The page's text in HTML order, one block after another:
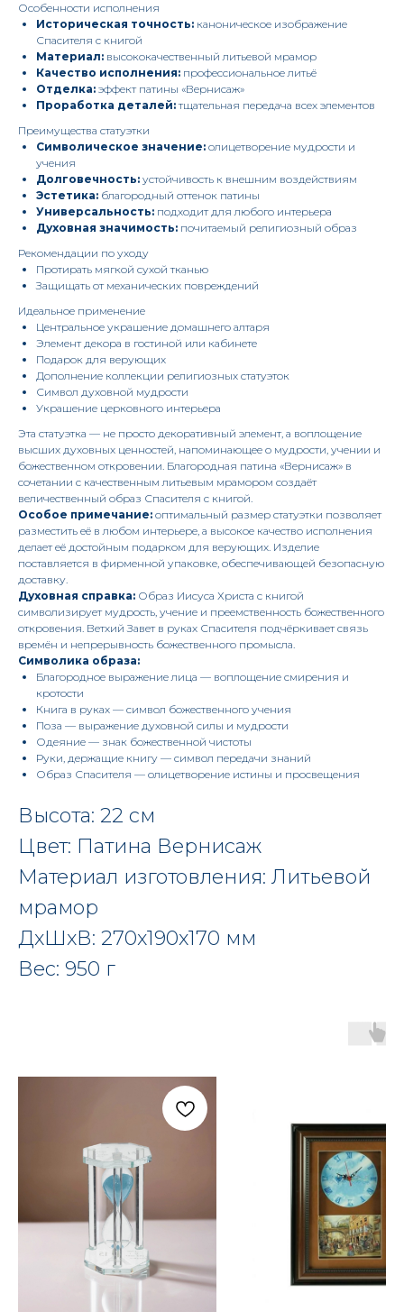
Особенности исполнения
Историческая точность: каноническое изображение
Спасителя с книгой
Материал: высококачественный литьевой мрамор
Качество исполнения: профессиональное литьё
Отделка: эффект патины «Вернисаж»
Проработка деталей:тщательная передача всех элементов
Преимущества статуэтки
Символическое значение: олицетворение мудрости и
учения
Долговечность: устойчивость к внешним воздействиям
Эстетика: благородный оттенок патины
Универсальность: подходит для любого интерьера
Духовная значимость: почитаемый религиозный образ
Рекомендации по уходу
Протирать мягкой сухой тканью
Защищать от механических повреждений
Идеальное применение
Центральное украшение домашнего алтаря
Элемент декора в гостиной или кабинете
Подарок для верующих
Дополнение коллекции религиозных статуэток
Символ духовной мудрости
Украшение церковного интерьера
Эта статуэтка — не просто декоративный элемент, а воплощение
высших духовных ценностей, напоминающее о мудрости, учении и
божественном откровении. Благородная патина «Вернисаж» в
сочетании с качественным литьевым мрамором создаёт
величественный образ Спасителя с книгой.
Особое примечание: оптимальный размер статуэтки позволяет
разместить её в любом интерьере, а высокое качество исполнения
делает её достойным подарком для верующих. Изделие
поставляется в фирменной упаковке, обеспечивающей безопасную
доставку.
Духовная справка: Образ Иисуса Христа с книгой
символизирует мудрость, учение и преемственность божественного
откровения. Ветхий Завет в руках Спасителя подчёркивает связь
времён и непрерывность божественного промысла.
Символика образа:
Благородное выражение лица — воплощение смирения и
кротости
Книга в руках — символ божественного учения
Поза — выражение духовной силы и мудрости
Одеяние — знак божественной чистоты
Руки, держащие книгу — символ передачи знаний
Образ Спасителя — олицетворение истины и просвещения
Высота: 22 см
Цвет: Патина Вернисаж
Материал изготовления: Литьевой
мрамор
ДxШxВ: 270x190x170 мм
Вес: 950 г